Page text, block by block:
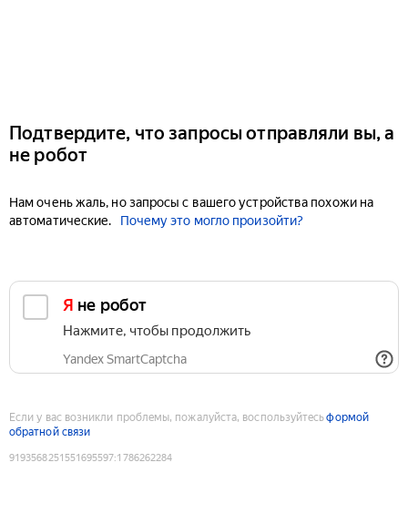
Подтвердите, что запросы отправляли вы, а
не робот
Нам очень жаль, но запросы с вашего устройства похожи на
автоматические.
Почему это могло произойти?
Я не робот
Нажмите, чтобы продолжить
Yandex SmartCaptcha
Если у вас возникли проблемы, пожалуйста, воспользуйтесьформой
обратной связи
9193568251551695597:1786262284